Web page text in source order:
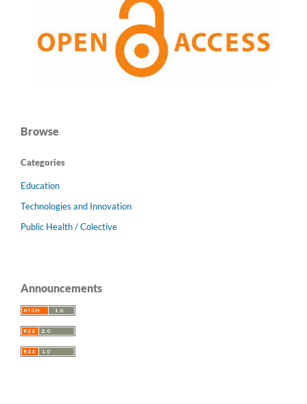
Browse
Categories
Education
Technologies and Innovation
Public Health / Colective
Announcements